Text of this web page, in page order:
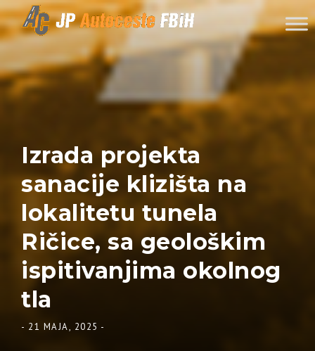
Skip to content
Izrada projekta
sanacije klizišta na
lokalitetu tunela
Ričice, sa geološkim
ispitivanjima okolnog
tla
- 21 MAJA, 2025 -